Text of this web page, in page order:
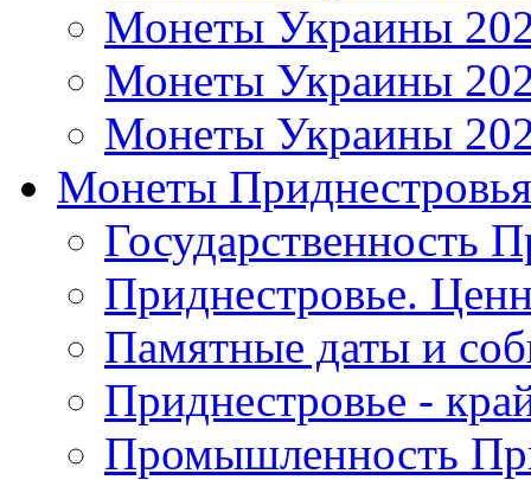
Монеты Украины
Монеты Украины
Монеты Украины
Монеты Приднестровья
Государственность
Приднестровье.
Памятные даты и
Приднестровье -
Промышленность